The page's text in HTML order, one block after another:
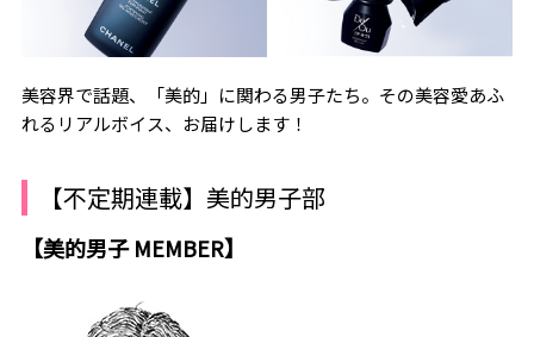
美容界で話題、「美的」に関わる男子たち。その美容愛あふ
れるリアルボイス、お届けします！
【不定期連載】美的男子部
【美的男子 MEMBER】